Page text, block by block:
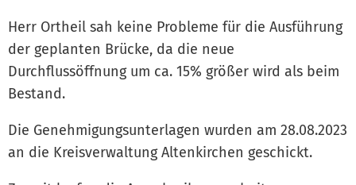
Herr Ortheil sah keine Probleme für die Ausführung
der geplanten Brücke, da die neue
Durchflussöffnung um ca. 15% größer wird als beim
Bestand.
Die Genehmigungsunterlagen wurden am 28.08.2023
an die Kreisverwaltung Altenkirchen geschickt.